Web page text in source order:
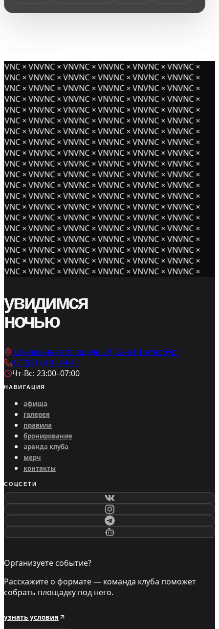
× VNVNC × VNVNC × VNVNC × VNVNC × VNVNC ×
× VNVNC × VNVNC × VNVNC × VNVNC × VNVNC ×
× VNVNC × VNVNC × VNVNC × VNVNC × VNVNC ×
× VNVNC × VNVNC × VNVNC × VNVNC × VNVNC ×
× VNVNC × VNVNC × VNVNC × VNVNC × VNVNC ×
× VNVNC × VNVNC × VNVNC × VNVNC × VNVNC ×
× VNVNC × VNVNC × VNVNC × VNVNC × VNVNC ×
× VNVNC × VNVNC × VNVNC × VNVNC × VNVNC ×
× VNVNC × VNVNC × VNVNC × VNVNC × VNVNC ×
× VNVNC × VNVNC × VNVNC × VNVNC × VNVNC ×
× VNVNC × VNVNC × VNVNC × VNVNC × VNVNC ×
× VNVNC × VNVNC × VNVNC × VNVNC × VNVNC ×
× VNVNC × VNVNC × VNVNC × VNVNC × VNVNC ×
× VNVNC × VNVNC × VNVNC × VNVNC × VNVNC ×
× VNVNC × VNVNC × VNVNC × VNVNC × VNVNC ×
× VNVNC × VNVNC × VNVNC × VNVNC × VNVNC ×
× VNVNC × VNVNC × VNVNC × VNVNC × VNVNC ×
× VNVNC × VNVNC × VNVNC × VNVNC × VNVNC ×
× VNVNC × VNVNC × VNVNC × VNVNC × VNVNC ×
× VNVNC × VNVNC × VNVNC × VNVNC × VNVNC ×
увидимся
ночью
Конюшенная площадь 2В, Санкт-Петербург
+7 (921) 410-44-40
Чт-Вс: 23:00–07:00
НАВИГАЦИЯ
афиша
галерея
правила
бронирование
аренда клуба
мерч
контакты
СОЦСЕТИ
Организуете событие?
Расскажите о формате — команда клуба поможет
собрать площадку под него.
узнать условия